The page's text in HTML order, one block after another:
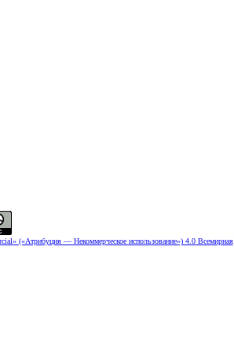
(«Атрибуция — Некоммерческое использование») 4.0 Всемирная.